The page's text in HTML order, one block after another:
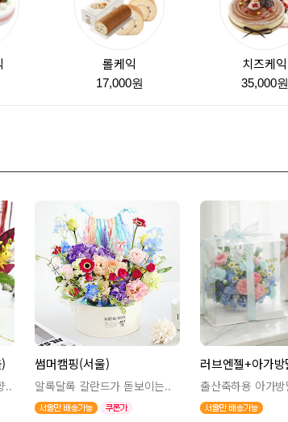
롤케익
17,000원
치즈케익
35,000원
..
썸머캠핑(서울)
알록달록 갈란드가 돋보이는..
러브엔젤+아가
출산축하용 아가